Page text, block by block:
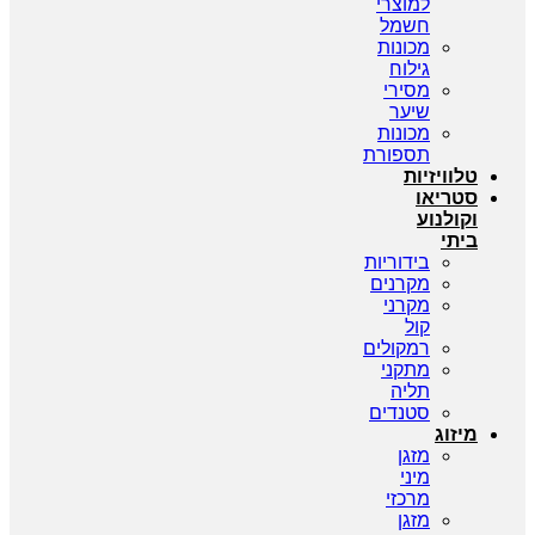
חשמל
מכונות
גילוח
מסירי
שיער
מכונות
תספורת
טלוויזיות
סטריאו
וקולנוע
ביתי
בידוריות
מקרנים
מקרני
קול
רמקולים
מתקני
תליה
סטנדים
מיזוג
מזגן
מיני
מרכזי
מזגן